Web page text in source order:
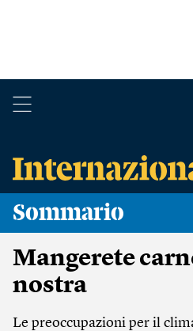
Sommario
Mangerete
nostra
Le preoccupazioni per il